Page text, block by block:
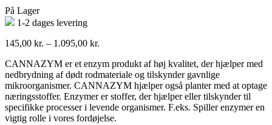
På Lager
1-2 dages levering
145,00 kr. – 1.095,00 kr.
til
1.095,00 kr.
CANNAZYM er et enzym produkt af høj kvalitet, der hjælper med
nedbrydning af dødt rodmateriale og tilskynder gavnlige
mikroorganismer. CANNAZYM hjælper også planter med at optage
næringsstoffer. Enzymer er stoffer, der hjælper eller tilskynder til
specifikke processer i levende organismer. F.eks. Spiller enzymer en
vigtig rolle i vores fordøjelse.